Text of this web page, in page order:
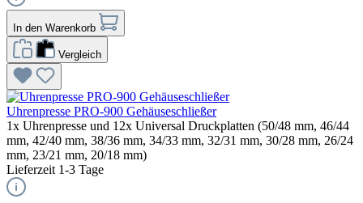
In den Warenkorb
Vergleich
Uhrenpresse PRO-900 Gehäuseschließer
1x Uhrenpresse und 12x Universal Druckplatten (50/48 mm, 46/44
mm, 42/40 mm, 38/36 mm, 34/33 mm, 32/31 mm, 30/28 mm, 26/24
mm, 23/21 mm, 20/18 mm)
Lieferzeit 1-3 Tage